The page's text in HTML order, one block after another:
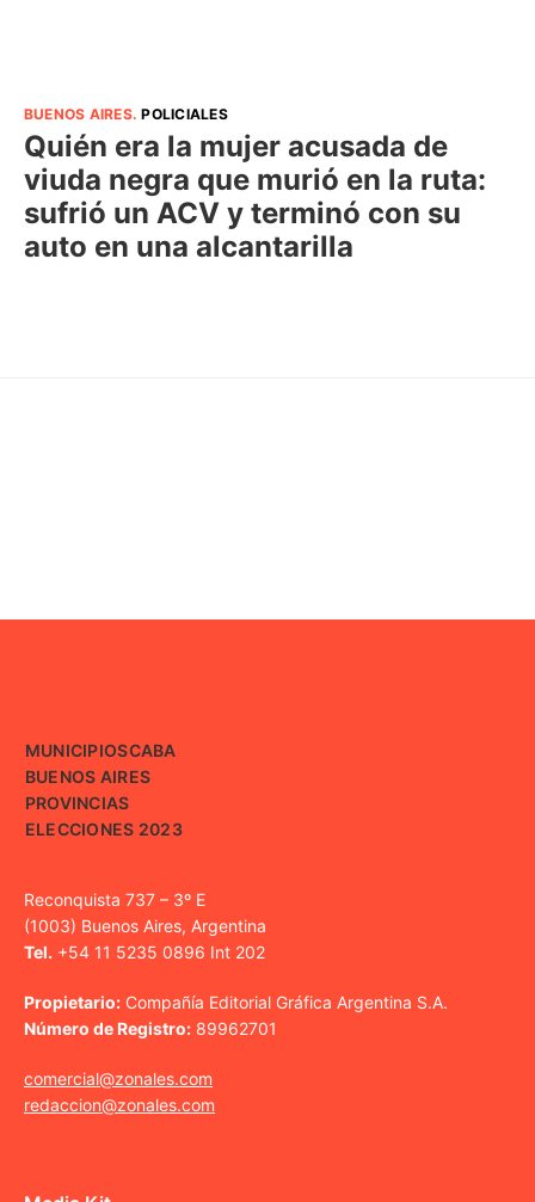
BUENOS AIRES.POLICIALES
Quién era la mujer acusada de
viuda negra que murió en la ruta:
sufrió un ACV y terminó con su
auto en una alcantarilla
MUNICIPIOSCABA
BUENOS AIRES
PROVINCIAS
ELECCIONES 2023
Reconquista 737 – 3º E
(1003) Buenos Aires, Argentina
Tel. +54 11 5235 0896 Int 202
Propietario: Compañía Editorial Gráfica Argentina S.A.
Número de Registro: 89962701
comercial@zonales.com
redaccion@zonales.com